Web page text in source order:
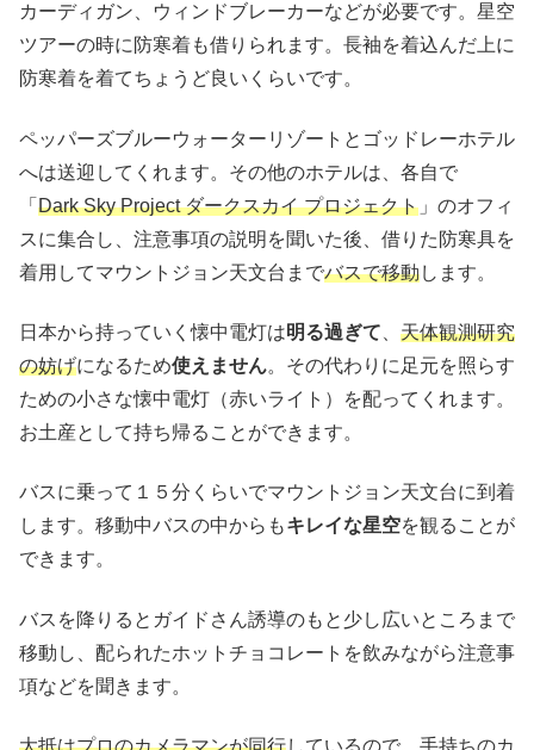
カーディガン、ウィンドブレーカーなどが必要です。星空
ツアーの時に防寒着も借りられます。長袖を着込んだ上に
防寒着を着てちょうど良いくらいです。
ペッパーズブルーウォーターリゾートとゴッドレーホテル
へは送迎してくれます。その他のホテルは、各自で
「 Dark Sky Project ダークスカイ プロジェクト 」のオフィ
スに集合し、注意事項の説明を聞いた後、借りた防寒具を
着用してマウントジョン天文台までバスで移動します。
日本から持っていく懐中電灯は明る過ぎて
天体観測研究
の妨げになるため使えません。その代わりに足元を照らす
ための小さな懐中電灯（赤いライト）を配ってくれます。
お土産として持ち帰ることができます。
バスに乗って１５分くらいでマウントジョン天文台に到着
します。移動中バスの中からもキレイな星空を観ることが
できます。
バスを降りるとガイドさん誘導のもと少し広いところまで
移動し、配られたホットチョコレートを飲みながら注意事
項などを聞きます。
大抵はプロのカメラマンが同行しているので、手持ちのカ